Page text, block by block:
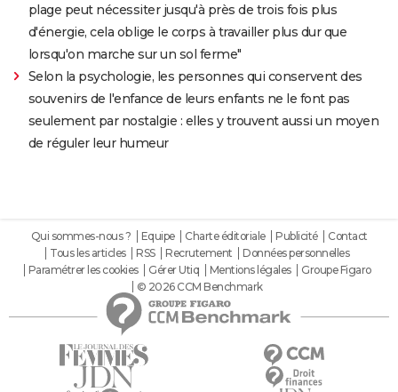
plage peut nécessiter jusqu'à près de trois fois plus
d'énergie, cela oblige le corps à travailler plus dur que
lorsqu'on marche sur un sol ferme"
Selon la psychologie, les personnes qui conservent des
souvenirs de l'enfance de leurs enfants ne le font pas
seulement par nostalgie : elles y trouvent aussi un moyen
de réguler leur humeur
Qui sommes-nous ? Equipe Charte éditoriale Publicité
Contact
Tous les articles
RSS Recrutement
Données personnelles
Paramétrer les cookies
Gérer Utiq Mentions légales
Groupe Figaro
© 2026 CCM Benchmark